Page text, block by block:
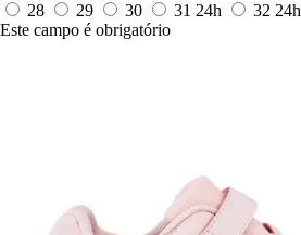
28
29 30 31 24h 32 24h
Este campo é obrigatório